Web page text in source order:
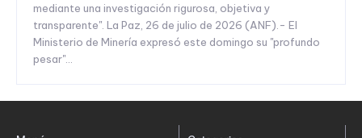
mediante una investigación rigurosa, objetiva y
transparente". La Paz, 26 de julio de 2026 (ANF).- El
Ministerio de Minería expresó este domingo su "profundo
pesar"...